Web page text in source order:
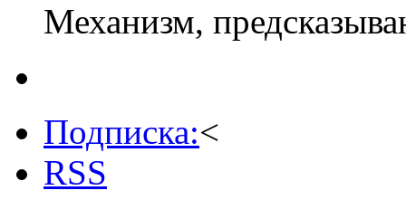
Механизм,
Подписка:<
RSS